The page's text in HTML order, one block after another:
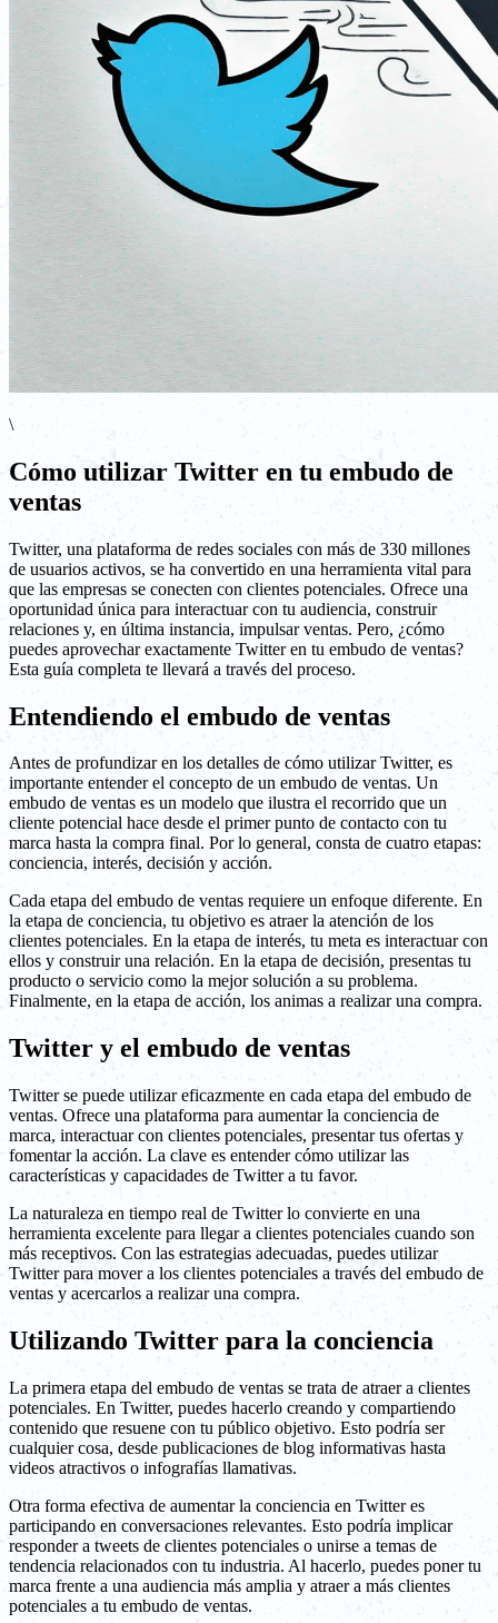
\
Cómo utilizar Twitter en tu embudo de
ventas
Twitter, una plataforma de redes sociales con más de 330 millones
de usuarios activos, se ha convertido en una herramienta vital para
que las empresas se conecten con clientes potenciales. Ofrece una
oportunidad única para interactuar con tu audiencia, construir
relaciones y, en última instancia, impulsar ventas. Pero, ¿cómo
puedes aprovechar exactamente Twitter en tu embudo de ventas?
Esta guía completa te llevará a través del proceso.
Entendiendo el embudo de ventas
Antes de profundizar en los detalles de cómo utilizar Twitter, es
importante entender el concepto de un embudo de ventas. Un
embudo de ventas es un modelo que ilustra el recorrido que un
cliente potencial hace desde el primer punto de contacto con tu
marca hasta la compra final. Por lo general, consta de cuatro etapas:
conciencia, interés, decisión y acción.
Cada etapa del embudo de ventas requiere un enfoque diferente. En
la etapa de conciencia, tu objetivo es atraer la atención de los
clientes potenciales. En la etapa de interés, tu meta es interactuar con
ellos y construir una relación. En la etapa de decisión, presentas tu
producto o servicio como la mejor solución a su problema.
Finalmente, en la etapa de acción, los animas a realizar una compra.
Twitter y el embudo de ventas
Twitter se puede utilizar eficazmente en cada etapa del embudo de
ventas. Ofrece una plataforma para aumentar la conciencia de
marca, interactuar con clientes potenciales, presentar tus ofertas y
fomentar la acción. La clave es entender cómo utilizar las
características y capacidades de Twitter a tu favor.
La naturaleza en tiempo real de Twitter lo convierte en una
herramienta excelente para llegar a clientes potenciales cuando son
más receptivos. Con las estrategias adecuadas, puedes utilizar
Twitter para mover a los clientes potenciales a través del embudo de
ventas y acercarlos a realizar una compra.
Utilizando Twitter para la conciencia
La primera etapa del embudo de ventas se trata de atraer a clientes
potenciales. En Twitter, puedes hacerlo creando y compartiendo
contenido que resuene con tu público objetivo. Esto podría ser
cualquier cosa, desde publicaciones de blog informativas hasta
videos atractivos o infografías llamativas.
Otra forma efectiva de aumentar la conciencia en Twitter es
participando en conversaciones relevantes. Esto podría implicar
responder a tweets de clientes potenciales o unirse a temas de
tendencia relacionados con tu industria. Al hacerlo, puedes poner tu
marca frente a una audiencia más amplia y atraer a más clientes
potenciales a tu embudo de ventas.